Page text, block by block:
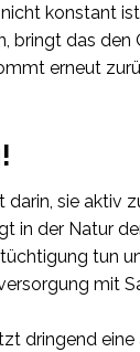
konstant
bringt das
erneut
sie aktiv
in der Natur
tun
mit
dringend